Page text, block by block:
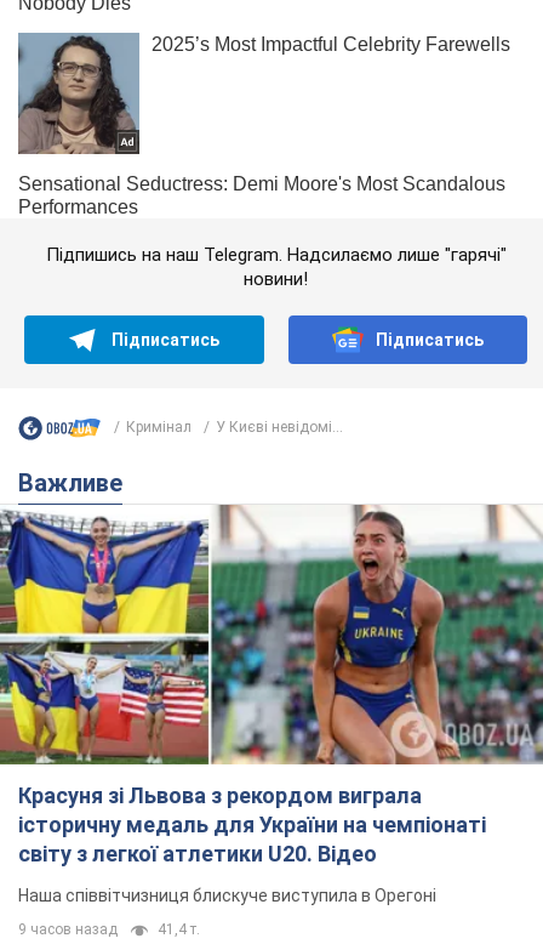
Підпишись на наш Telegram. Надсилаємо лише "гарячі"
новини!
Підписатись Підписатись
Кримінал У Києві невідомі...
Важливе
Красуня зі Львова з рекордом виграла
історичну медаль для України на чемпіонаті
світу з легкої атлетики U20. Відео
Наша співвітчизниця блискуче виступила в Орегоні
9 часов назад 41,4 т.